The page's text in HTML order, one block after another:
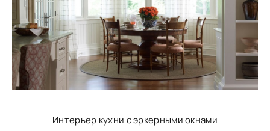
Интерьер кухни с эркерными окнами